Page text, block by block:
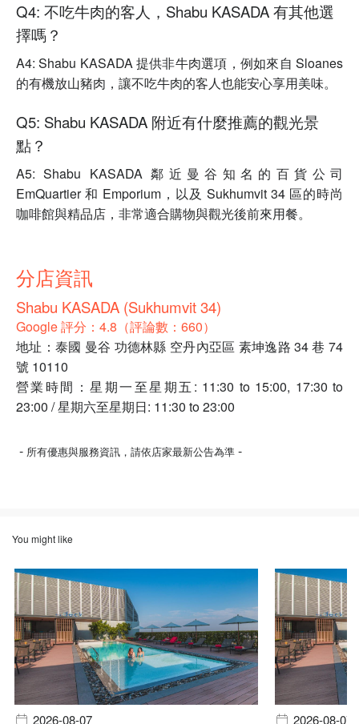
Q4: 不吃牛肉的客人，Shabu KASADA 有其他選
擇嗎？
A4: Shabu KASADA 提供非牛肉選項，例如來自 Sloanes
的有機放山豬肉，讓不吃牛肉的客人也能安心享用美味。
Q5: Shabu KASADA 附近有什麼推薦的觀光景
點？
A5: Shabu KASADA 鄰近曼谷知名的百貨公司
EmQuartier 和 Emporium，以及 Sukhumvit 34 區的時尚
咖啡館與精品店，非常適合購物與觀光後前來用餐。
分店資訊
Shabu KASADA (Sukhumvit 34)
Google 評分：4.8（評論數：660）
地址：泰國 曼谷 功德林縣 空丹內亞區 素坤逸路 34 巷 74
號 10110
營業時間：星期一至星期五: 11:30 to 15:00, 17:30 to
23:00 / 星期六至星期日: 11:30 to 23:00
- 所有優惠與服務資訊，請依店家最新公告為準 -
You might like
2026-08-07 2026-08-07